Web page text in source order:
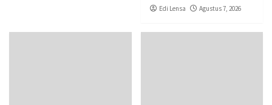
Edi Lensa Agustus 7, 2026